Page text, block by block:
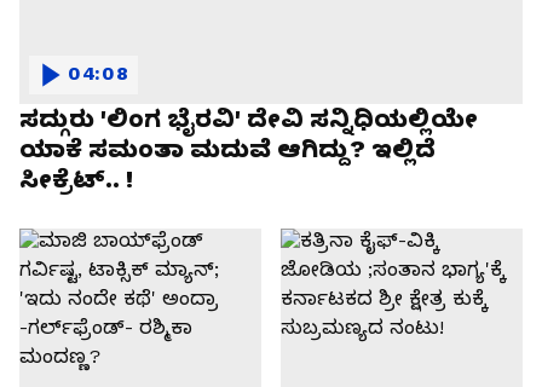
ಸದ್ಗುರು 'ಲಿಂಗ ಭೈರವಿ' ದೇವಿ ಸನ್ನಿಧಿಯಲ್ಲಿಯೇ
ಯಾಕೆ ಸಮಂತಾ ಮದುವೆ ಆಗಿದ್ದು? ಇಲ್ಲಿದೆ
ಸೀಕ್ರೆಟ್.. !
04:08